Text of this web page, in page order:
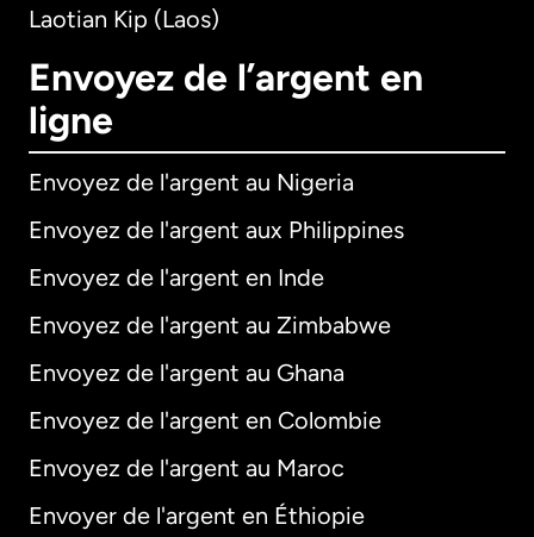
Laotian Kip (Laos)
Envoyez de l’argent en
ligne
Envoyez de l'argent au Nigeria
Envoyez de l'argent aux Philippines
Envoyez de l'argent en Inde
Envoyez de l'argent au Zimbabwe
Envoyez de l'argent au Ghana
Envoyez de l'argent en Colombie
Envoyez de l'argent au Maroc
Envoyer de l'argent en Éthiopie